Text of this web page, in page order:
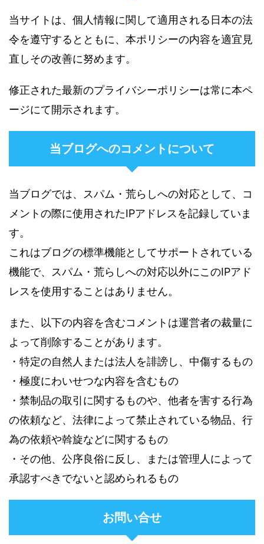
当サイトは、個人情報に関して適用される日本の法
令を遵守するとともに、本ポリシーの内容を適宜見
直しその改善に努めます。
修正された最新のプライバシーポリシーは常に本ペ
ージにて開示されます。
当ブログへのコメントについて
当ブログでは、スパム・荒らしへの対応として、コ
メントの際に使用されたIPアドレスを記録していま
す。
これはブログの標準機能としてサポートされている
機能で、スパム・荒らしへの対応以外にこのIPアド
レスを使用することはありません。
また、以下の内容を含むコメントは運営者の裁量に
よって削除することがあります。
・特定の自然人または法人を誹謗し、中傷するもの
・極度にわいせつな内容を含むもの
・禁制品の取引に関するものや、他者を害する行為
の依頼など、法律によって禁止されている物品、行
為の依頼や斡旋などに関するもの
・その他、公序良俗に反し、または管理人によって
承認すべきでないと認められるもの
お問い合せ